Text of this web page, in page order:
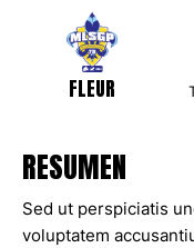
FLEUR
RESUMEN
Sed ut perspiciatis
voluptatem